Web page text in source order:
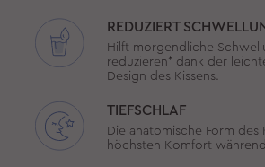
REDUZIERT
Hilft morgendliche
reduzieren* dank der
Design des Kissens.
TIEFSCHLAF
Die anatomische Form des
höchsten Komfort